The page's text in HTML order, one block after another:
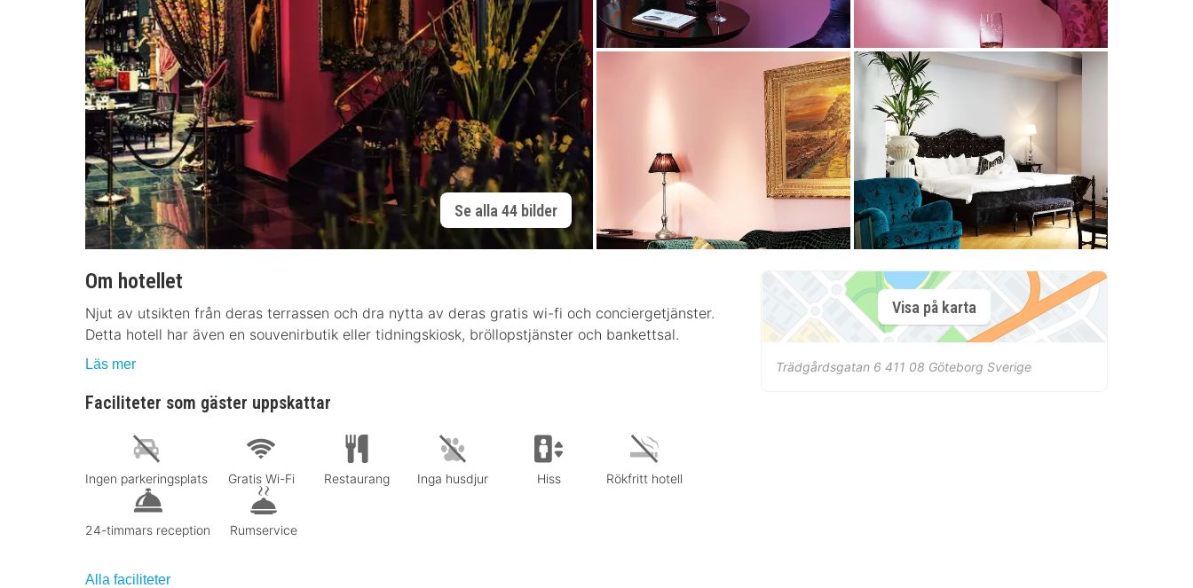
Se alla 44 bilder
Om hotellet
Njut av utsikten från deras terrassen och dra nytta av deras gratis wi-fi och conciergetjänster.
Detta hotell har även en souvenirbutik eller tidningskiosk, bröllopstjänster och bankettsal.
Läs mer
Faciliteter som gäster uppskattar
Ingen parkeringsplats Gratis Wi-Fi Restaurang Inga husdjur Hiss Rökfritt hotell
24-timmars reception Rumservice
Alla faciliteter
Visa på karta
Trädgårdsgatan 6 411 08 Göteborg Sverige